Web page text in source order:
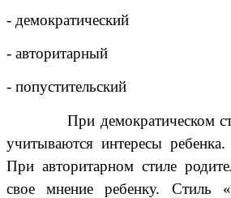
- демократический
- авторитарный
- попустительский
При демократическом
учитываются интересы ребенка.
При авторитарном стиле
свое мнение ребенку. Стиль